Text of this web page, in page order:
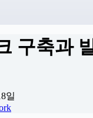
구축과
일